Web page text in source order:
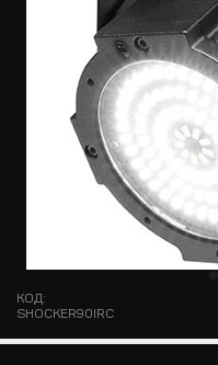
КОД:
SHOCKER90IRC